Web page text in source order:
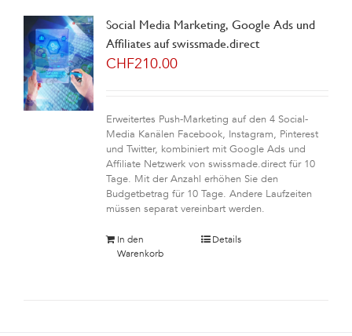
Social Media Marketing, Google Ads und
Affiliates auf swissmade.direct
CHF210.00
Erweitertes Push-Marketing auf den 4 Social-
Media Kanälen Facebook, Instagram, Pinterest
und Twitter, kombiniert mit Google Ads und
Affiliate Netzwerk von swissmade.direct für 10
Tage. Mit der Anzahl erhöhen Sie den
Budgetbetrag für 10 Tage. Andere Laufzeiten
müssen separat vereinbart werden.
In den
Warenkorb
Details